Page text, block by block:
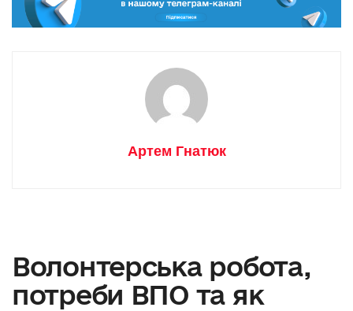
Артем Гнатюк
Волонтерська робота,
потреби ВПО та як